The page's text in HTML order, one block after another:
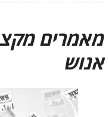
מאמרים
אנוש